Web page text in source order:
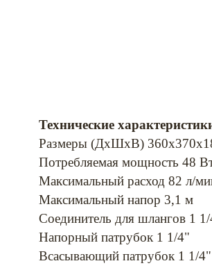
Технические
Размеры (ДхШхВ)
Потребляемая мощность 48
Максимальный расход 82 л/
Максимальный напор 3,1 м
Соединитель для шлангов 1
Напорный патрубок 1 1/4"
Всасывающий патрубок 1 1/4"